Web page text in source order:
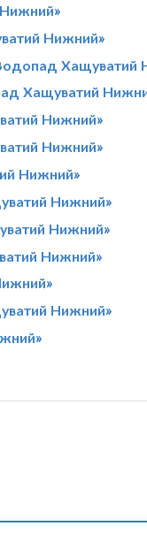
Нижний»
Хащуватий
Хащуватий
Нижний»
Нижний»
Нижний»
Нижний»
Нижний»
Нижний»
Нижний»